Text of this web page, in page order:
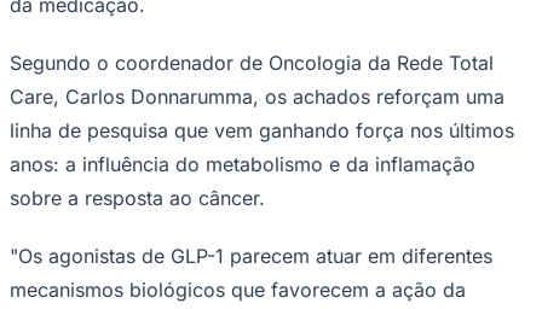
Segundo o coordenador de Oncologia da Rede Total
Care, Carlos Donnarumma, os achados reforçam uma
linha de pesquisa que vem ganhando força nos últimos
anos: a influência do metabolismo e da inflamação
sobre a resposta ao câncer.
"Os agonistas de GLP-1 parecem atuar em diferentes
mecanismos biológicos que favorecem a ação da